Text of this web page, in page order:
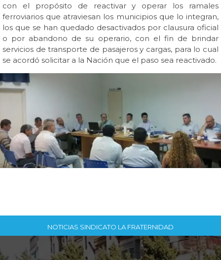
con el propósito de reactivar y operar los ramales
ferroviarios que atraviesan los municipios que lo integran,
los que se han quedado desactivados por clausura oficial
o por abandono de su operario, con el fin de brindar
servicios de transporte de pasajeros y cargas, para lo cual
se acordó solicitar a la Nación que el paso sea reactivado.
NOTICIAS SINDICATO LA FRATERNIDAD